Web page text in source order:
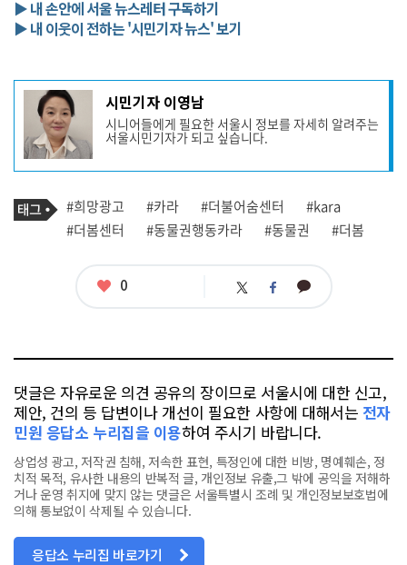
▶ 내 손안에 서울 뉴스레터 구독하기
▶ 내 이웃이 전하는 '시민기자 뉴스' 보기
기
성
자
프
필
시민기자 이영남
시니어들에게 필요한 서울시 정보를 자세히 알려주는
서울시민기자가 되고 싶습니다.
기
사
관
련
태
그
#희망광고 #카라 #더불어숨센터
#kara
#더봄센터
#동물권행동카라 #동물권 #더봄
좋
0 트 페 카
댓글은 자유로운 의견 공유의 장이므로 서울시에 대한 신고,
제안, 건의 등 답변이나 개선이 필요한 사항에 대해서는 전자
민원 응답소 누리집을 이용하여 주시기 바랍니다.
상업성 광고, 저작권 침해, 저속한 표현, 특정인에 대한 비방, 명예훼손, 정
치적 목적, 유사한 내용의 반복적 글, 개인정보 유출,그 밖에 공익을 저해하
거나 운영 취지에 맞지 않는 댓글은 서울특별시 조례 및 개인정보보호법에
의해 통보없이 삭제될 수 있습니다.
응답소 누리집 바로가기